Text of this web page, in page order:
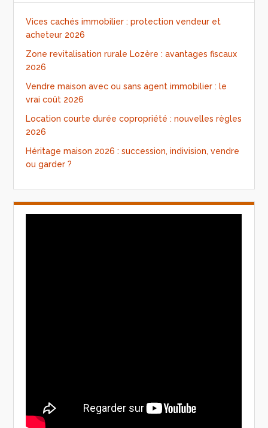
Vices cachés immobilier : protection vendeur et
acheteur 2026
Zone revitalisation rurale Lozère : avantages fiscaux
2026
Vendre maison avec ou sans agent immobilier : le
vrai coût 2026
Location courte durée copropriété : nouvelles règles
2026
Héritage maison 2026 : succession, indivision, vendre
ou garder ?